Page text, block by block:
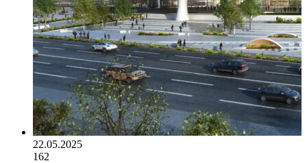
22.05.2025
162